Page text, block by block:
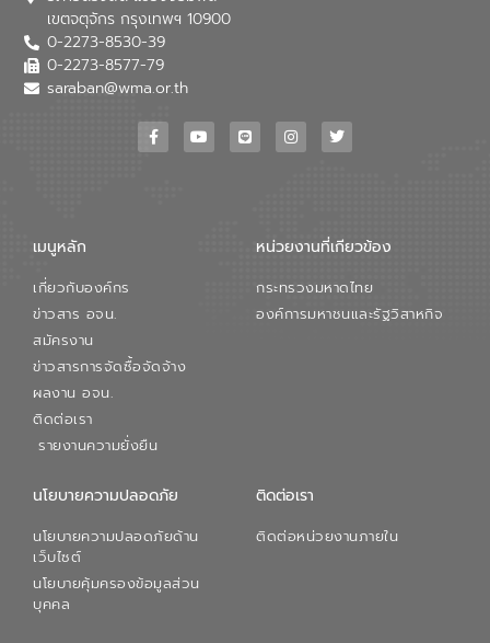
การองค์การจัดการน้ำเสีย กล่าวถึงภารกิจ
เพื่อสนับสนุนการพัฒนาเมืองอย่างยั่งยืน
ขณะที่ นายบดินทร์ อุดล กรรมการผู้อำนวย
สมดุลทางเศรษฐกิจและสิ่งแวดล้อมได้อย่าง
ภาคเอกชนในครั้งนี้ นับเป็นก้าวสำคัญของ
องค์การจัดการน้ำเสีย (อจน.) ในการร่วมวาง
เขตจตุจักร กรุงเทพฯ 10900
0-2273-8530-39
0-2273-8577-79
saraban@wma.or.th
เมนูหลัก
เกี่ยวกับองค์กร
ข่าวสาร อจน.
สมัครงาน
ข่าวสารการจัดซื้อจัดจ้าง
ผลงาน อจน.
ติดต่อเรา
รายงานความยั่งยืน
หน่วยงานที่เกียวข้อง
กระทรวงมหาดไทย
องค์การมหาชนและรัฐวิสาหกิจ
นโยบายความปลอดภัย
นโยบายความปลอดภัยด้าน
เว็บไซต์
นโยบายคุ้มครองข้อมูลส่วน
บุคคล
ติดต่อเรา
ติดต่อหน่วยงานภายใน